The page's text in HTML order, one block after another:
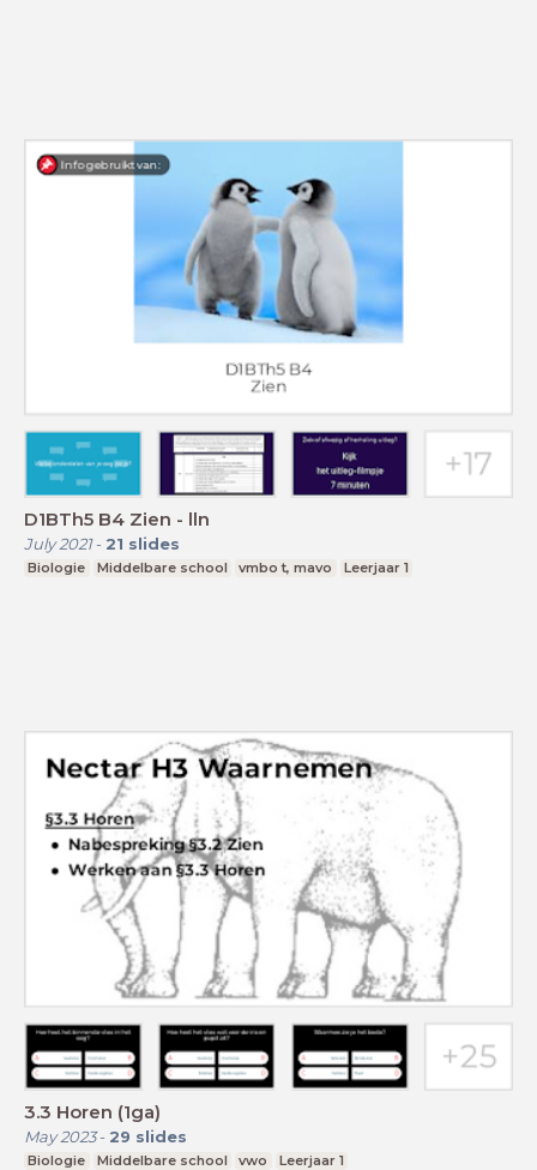
D1BTh5 B4 Zien - lln
July 2021- 21 slides
Biologie Middelbare school vmbo t, mavo Leerjaar 1
3.3 Horen (1ga)
May 2023- 29 slides
Biologie Middelbare school vwo Leerjaar 1